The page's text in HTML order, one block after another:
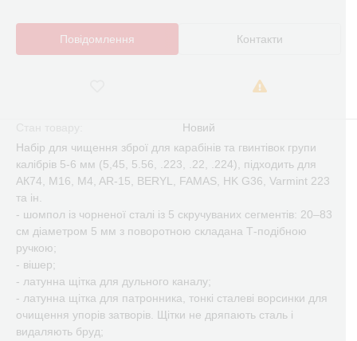
Повідомлення Контакти
Новий
Набір для чищення зброї для карабінів та гвинтівок групи
калібрів 5-6 мм (5,45, 5.56, .223, .22, .224), підходить для
АК74, M16, M4, AR-15, BERYL, FAMAS, HK G36, Varmint 223
та ін.
- шомпол із чорненої сталі із 5 скручуваних сегментів: 20–83
см діаметром 5 мм з поворотною складана Т-подібною
ручкою;
- вішер;
- латунна щітка для дульного каналу;
- латунна щітка для патронника, тонкі сталеві ворсинки для
очищення упорів затворів. Щітки не дряпають сталь і
видаляють бруд;